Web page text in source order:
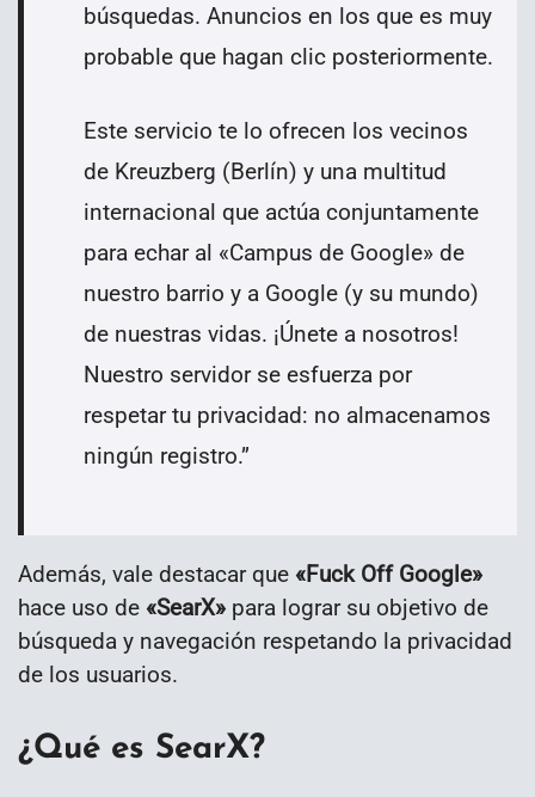
búsquedas. Anuncios en los que es muy
probable que hagan clic posteriormente.
Este servicio te lo ofrecen los vecinos
de Kreuzberg (Berlín) y una multitud
internacional que actúa conjuntamente
para echar al «Campus de Google» de
nuestro barrio y a Google (y su mundo)
de nuestras vidas. ¡Únete a nosotros!
Nuestro servidor se esfuerza por
respetar tu privacidad: no almacenamos
ningún registro.”
Además, vale destacar que «Fuck Off Google»
hace uso de «SearX» para lograr su objetivo de
búsqueda y navegación respetando la privacidad
de los usuarios.
¿Qué es SearX?